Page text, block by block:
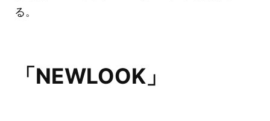
る。
「NEWLOOK」